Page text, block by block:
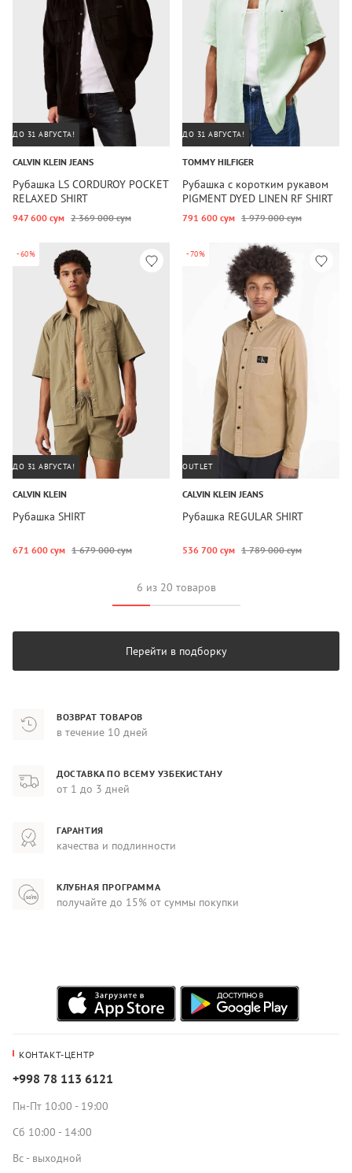
ДО 31 АВГУСТА!
CALVIN KLEIN JEANS
Рубашка LS CORDUROY POCKET
RELAXED SHIRT
947 600 сум 2 369 000 сум
ДО 31 АВГУСТА!
TOMMY HILFIGER
Рубашка с коротким рукавом
PIGMENT DYED LINEN RF SHIRT
S S
791 600 сум 1 979 000 сум
-60%
ДО 31 АВГУСТА!
CALVIN KLEIN
Рубашка SHIRT
671 600 сум 1 679 000 сум
-70%
OUTLET
CALVIN KLEIN JEANS
Рубашка REGULAR SHIRT
536 700 сум 1 789 000 сум
6 из 20 товаров
Перейти в подборку
ВОЗВРАТ ТОВАРОВ
в течение 10 дней
ДОСТАВКА ПО ВСЕМУ УЗБЕКИСТАНУ
от 1 до 3 дней
ГАРАНТИЯ
качества и подлинности
КЛУБНАЯ ПРОГРАММА
получайте до 15% от суммы покупки
КОНТАКТ-ЦЕНТР
+998 78 113 6121
Пн-Пт 10:00 - 19:00
Сб 10:00 - 14:00
Вс - выходной